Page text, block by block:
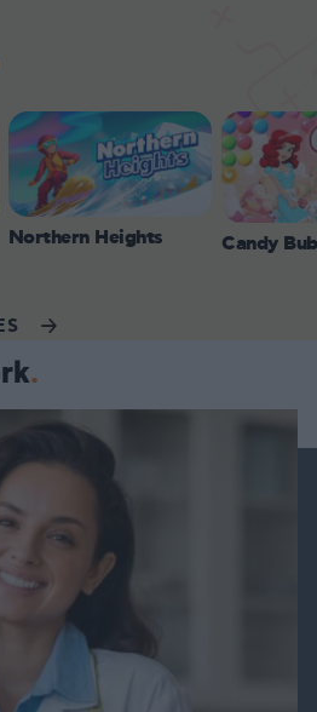
Northern Heights Candy